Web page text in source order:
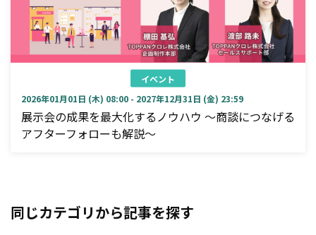
イベント
2026年01月01日 (木) 08:00 - 2027年12月31日 (金) 23:59
展示会の成果を最大化するノウハウ ～商談につなげる
アフターフォローも解説～
同じカテゴリから記事を探す